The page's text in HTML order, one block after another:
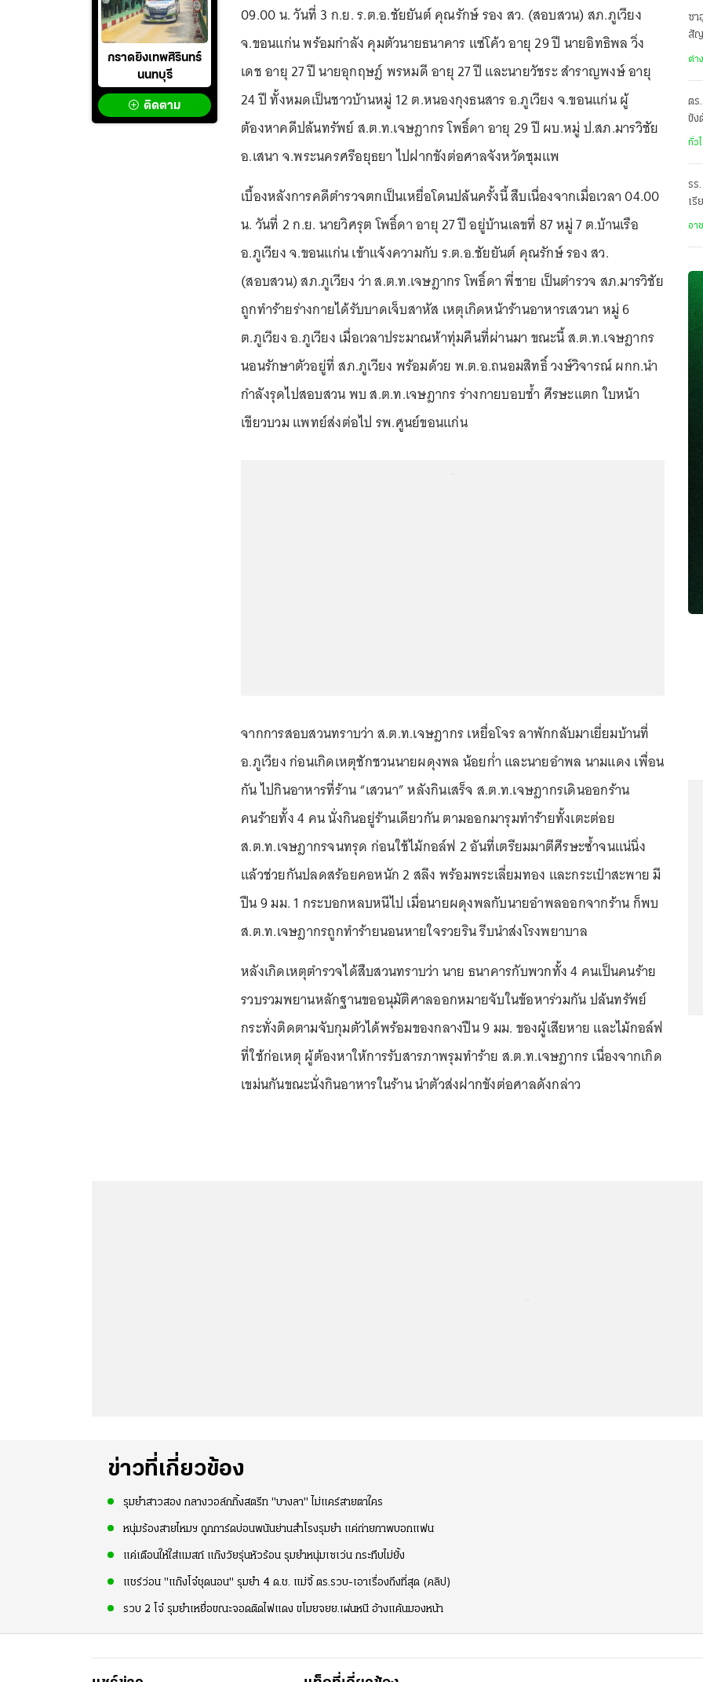
กราดยิงเทพศิรินทร์
นนทบุรี
ติดตาม
09.00 น. วันที่ 3 ก.ย. ร.ต.อ.ชัยยันต์ คุณรักษ์ รอง สว. (สอบสวน) สภ.ภูเวียง
จ.ขอนแก่น พร้อมกำลัง คุมตัวนายธนาคาร แซ่โค้ว อายุ 29 ปี นายอิทธิพล วิ่ง
เดช อายุ 27 ปี นายอุกฤษฎ์ พรหมดี อายุ 27 ปี และนายวัชระ สำราญพงษ์ อายุ
24 ปี ทั้งหมดเป็นชาวบ้านหมู่ 12 ต.หนองกุงธนสาร อ.ภูเวียง จ.ขอนแก่น ผู้
ต้องหาคดีปล้นทรัพย์ ส.ต.ท.เจษฎากร โพธิ์ดา อายุ 29 ปี ผบ.หมู่ ป.สภ.มารวิชัย
อ.เสนา จ.พระนครศรีอยุธยา ไปฝากขังต่อศาลจังหวัดชุมแพ
เบื้องหลังการคดีตำรวจตกเป็นเหยื่อโดนปล้นครั้งนี้ สืบเนื่องจากเมื่อเวลา 04.00
น. วันที่ 2 ก.ย. นายวิศรุต โพธิ์ดา อายุ 27 ปี อยู่บ้านเลขที่ 87 หมู่ 7 ต.บ้านเรือ
อ.ภูเวียง จ.ขอนแก่น เข้าแจ้งความกับ ร.ต.อ.ชัยยันต์ คุณรักษ์ รอง สว.
(สอบสวน) สภ.ภูเวียง ว่า ส.ต.ท.เจษฎากร โพธิ์ดา พี่ชาย เป็นตำรวจ สภ.มารวิชัย
ถูกทำร้ายร่างกายได้รับบาดเจ็บสาหัส เหตุเกิดหน้าร้านอาหารเสวนา หมู่ 6
ต.ภูเวียง อ.ภูเวียง เมื่อเวลาประมาณห้าทุ่มคืนที่ผ่านมา ขณะนี้ ส.ต.ท.เจษฎากร
นอนรักษาตัวอยู่ที่ สภ.ภูเวียง พร้อมด้วย พ.ต.อ.ถนอมสิทธิ์ วงษ์วิจารณ์ ผกก.นำ
กำลังรุดไปสอบสวน พบ ส.ต.ท.เจษฎากร ร่างกายบอบช้ำ ศีรษะแตก ใบหน้า
เขียวบวม แพทย์ส่งต่อไป รพ.ศูนย์ขอนแก่น
จากการสอบสวนทราบว่า ส.ต.ท.เจษฎากร เหยื่อโจร ลาพักกลับมาเยี่ยมบ้านที่
อ.ภูเวียง ก่อนเกิดเหตุชักชวนนายผดุงพล น้อยก่ำ และนายอำพล นามแดง เพื่อน
กัน ไปกินอาหารที่ร้าน “เสวนา” หลังกินเสร็จ ส.ต.ท.เจษฎากรเดินออกร้าน
คนร้ายทั้ง 4 คน นั่งกินอยู่ร้านเดียวกัน ตามออกมารุมทำร้ายทั้งเตะต่อย
ส.ต.ท.เจษฎากรจนทรุด ก่อนใช้ไม้กอล์ฟ 2 อันที่เตรียมมาตีศีรษะซ้ำจนแน่นิ่ง
แล้วช่วยกันปลดสร้อยคอหนัก 2 สลึง พร้อมพระเลี่ยมทอง และกระเป๋าสะพาย มี
ปืน 9 มม. 1 กระบอกหลบหนีไป เมื่อนายผดุงพลกับนายอำพลออกจากร้าน ก็พบ
ส.ต.ท.เจษฎากรถูกทำร้ายนอนหายใจรวยริน รีบนำส่งโรงพยาบาล
หลังเกิดเหตุตำรวจได้สืบสวนทราบว่า นาย ธนาคารกับพวกทั้ง 4 คนเป็นคนร้าย
รวบรวมพยานหลักฐานขออนุมัติศาลออกหมายจับในข้อหาร่วมกัน ปล้นทรัพย์
กระทั่งติดตามจับกุมตัวได้พร้อมของกลางปืน 9 มม. ของผู้เสียหาย และไม้กอล์ฟ
ที่ใช้ก่อเหตุ ผู้ต้องหาให้การรับสารภาพรุมทำร้าย ส.ต.ท.เจษฎากร เนื่องจากเกิด
เขม่นกันขณะนั่งกินอาหารในร้าน นำตัวส่งฝากขังต่อศาลดังกล่าว
ซ
สั
เ
ต่า
ตร
ขัง
อั
ทั่ว
รร
เรี
อา
ข่าวที่เกี่ยวข้อง
รุมยำสาวสอง กลางวอล์กกิ้งสตรีท "บางลา" ไม่แคร์สายตาใคร
หนุ่มร้องสายไหมฯ ถูกการ์ดบ่อนพนันย่านสำโรงรุมยำ แค่ถ่ายภาพบอกแฟน
แค่เตือนให้ใส่แมสก์ แก๊งวัยรุ่นหัวร้อน รุมยำหนุ่มเซเว่น กระทืบไม่ยั้ง
แชร์ว่อน "แก๊งโจ๋ชุดนอน" รุมยำ 4 ด.ช. แม่จี้ ตร.รวบ-เอาเรื่องถึงที่สุด (คลิป)
รวบ 2 โจ๋ รุมยำเหยื่อขณะจอดติดไฟแดง ขโมยจยย.เผ่นหนี อ้างแค้นมองหน้า